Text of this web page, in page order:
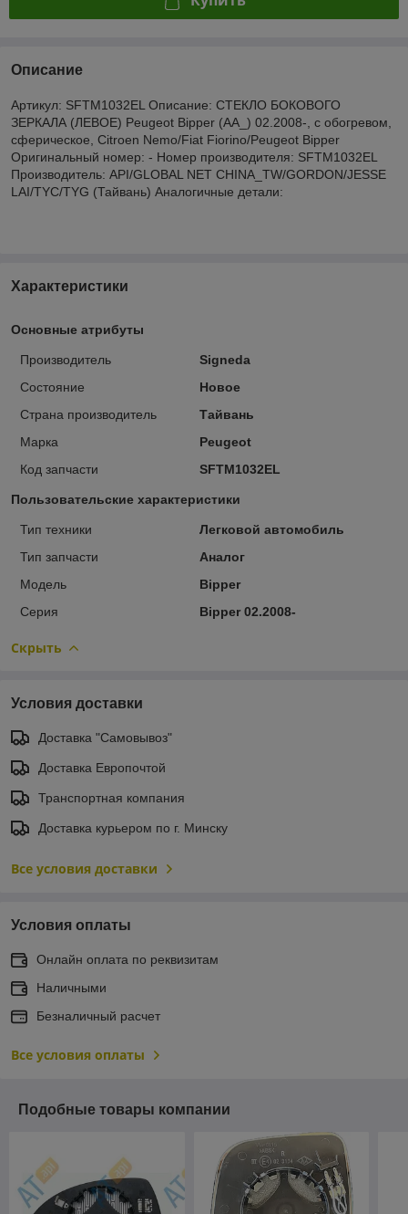
Описание
Артикул: SFTM1032EL Описание: СТЕКЛО БОКОВОГО
ЗЕРКАЛА (ЛЕВОЕ) Peugeot Bipper (AA_) 02.2008-, с обогревом,
сферическое, Citroen Nemo/Fiat Fiorino/Peugeot Bipper
Оригинальный номер: - Номер производителя: SFTM1032EL
Производитель: API/GLOBAL NET CHINA_TW/GORDON/JESSE
LAI/TYC/TYG (Тайвань) Аналогичные детали:
Характеристики
Основные атрибуты
Производитель
Signeda
Состояние
Новое
Страна производитель
Тайвань
Марка
Peugeot
Код запчасти
SFTM1032EL
Пользовательские характеристики
Тип техники
Легковой автомобиль
Тип запчасти
Аналог
Модель
Bipper
Серия
Bipper 02.2008-
Скрыть
Условия доставки
Доставка "Самовывоз"
Доставка Европочтой
Транспортная компания
Доставка курьером по г. Минску
Все условия доставки
Условия оплаты
Онлайн оплата по реквизитам
Наличными
Безналичный расчет
Все условия оплаты
Подобные товары компании